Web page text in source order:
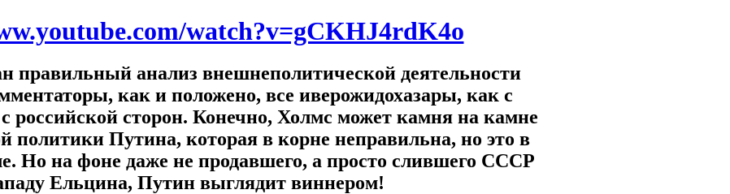
watch?v=gCKHJ4rdK4o
правильный анализ внешнеполитической деятельности
как и положено, все иверожидохазары, как с
российской сторон. Конечно, Холмс может камня на камне
политики Путина, которая в корне неправильна, но это в
Но на фоне даже не продавшего, а просто слившего СССР
Ельцина, Путин выглядит виннером!